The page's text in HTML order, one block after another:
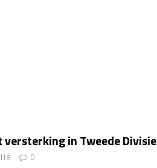
versterking in Tweede Divisie
0